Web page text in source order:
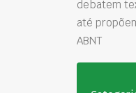
debatem
até
ABNT